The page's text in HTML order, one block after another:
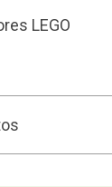
LEGO